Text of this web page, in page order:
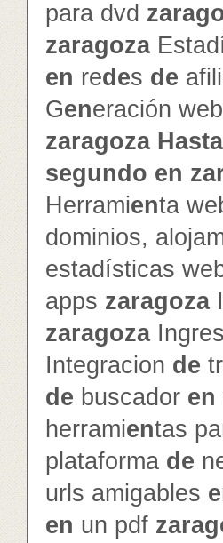
para dvd
zaragoza
en redes de
Generación web
zaragoza Hasta
segundo en
Herramienta
dominios,
estadísticas
apps zaragoza
zaragoza
Integracion de
de buscador en
herramientas
plataforma de
urls amigables
en un pdf